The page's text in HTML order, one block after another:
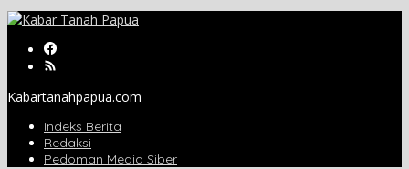
Kabartanahpapua.com
Indeks Berita
Redaksi
Pedoman Media Siber